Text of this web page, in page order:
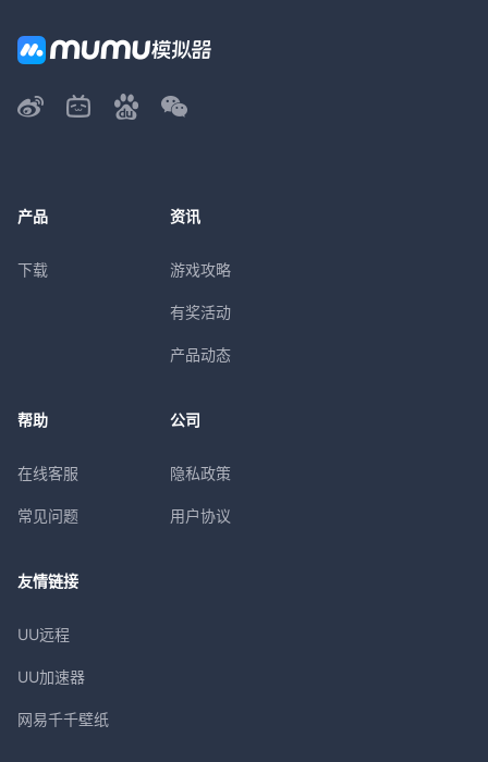
产品
下载
资讯
游戏攻略
有奖活动
产品动态
帮助
在线客服
常见问题
公司
隐私政策
用户协议
友情链接
UU远程
UU加速器
网易千千壁纸